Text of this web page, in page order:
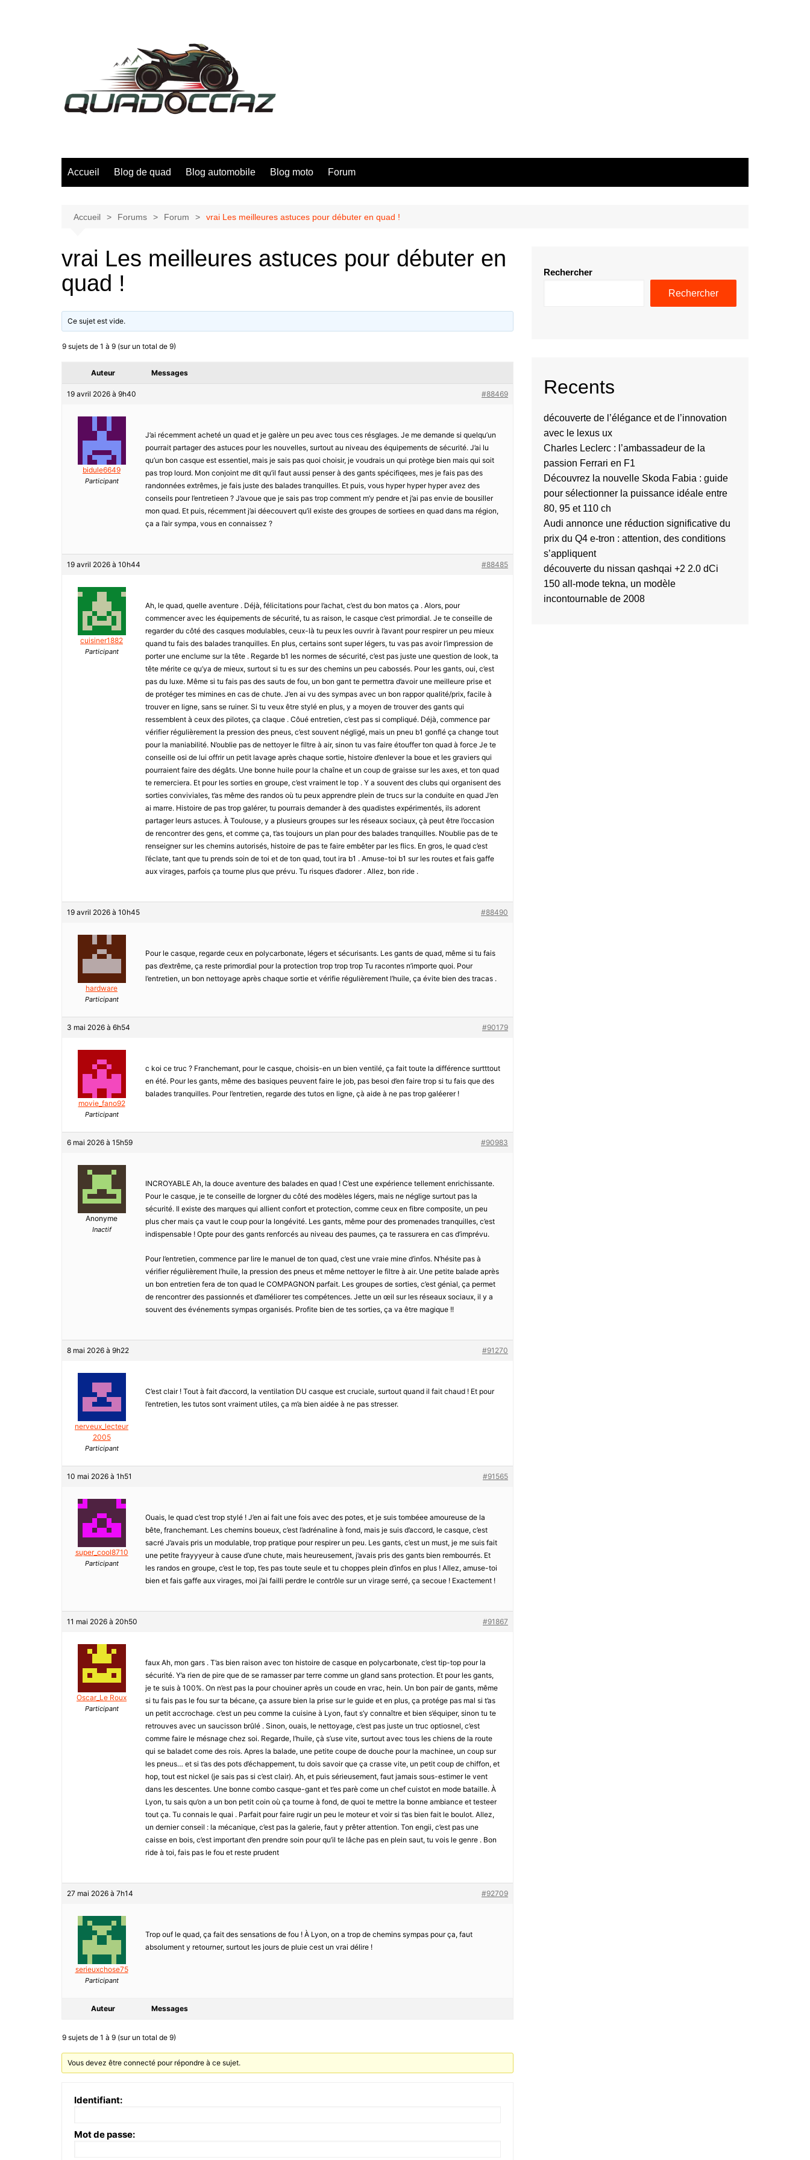
Accueil Blog de quad Blog automobile Blog moto Forum
Accueil Forums Forum vrai Les meilleures astuces pour débuter en quad !
vrai Les meilleures astuces pour débuter en
quad !
Ce sujet est vide.
9 sujets de 1 à 9 (sur un total de 9)
Auteur Messages
19 avril 2026 à 9h40 #88469
bidule6649
Participant
J’ai récemment acheté un quad et je galère un peu avec tous ces résglages. Je me demande si quelqu’un
pourrait partager des astuces pour les nouvelles, surtout au niveau des équipements de sécurité. J’ai lu
qu’un bon casque est essentiel, mais je sais pas quoi choisir, je voudrais un qui protège bien mais qui soit
pas trop lourd. Mon conjoint me dit qu’il faut aussi penser à des gants spécifiqees, mes je fais pas des
randonnées extrêmes, je fais juste des balades tranquilles. Et puis, vous hyper hyper hyper avez des
conseils pour l’entretieen ? J’avoue que je sais pas trop comment m’y pendre et j’ai pas envie de bousiller
mon quad. Et puis, récemment j’ai déecouvert qu’il existe des groupes de sortiees en quad dans ma région,
ça a l’air sympa, vous en connaissez ?
19 avril 2026 à 10h44 #88485
cuisiner1882
Participant
Ah, le quad, quelle aventure . Déjà, félicitations pour l’achat, c’est du bon matos ça . Alors, pour
commencer avec les équipements de sécurité, tu as raison, le casque c’est primordial. Je te conseille de
regarder du côté des casques modulables, ceux-là tu peux les ouvrir à l’avant pour respirer un peu mieux
quand tu fais des balades tranquilles. En plus, certains sont super légers, tu vas pas avoir l’impression de
porter une enclume sur la tête . Regarde b1 les normes de sécurité, c’est pas juste une question de look, ta
tête mérite ce qu’ya de mieux, surtout si tu es sur des chemins un peu cabossés. Pour les gants, oui, c’est
pas du luxe. Même si tu fais pas des sauts de fou, un bon gant te permettra d’avoir une meilleure prise et
de protéger tes mimines en cas de chute. J’en ai vu des sympas avec un bon rappor qualité/prix, facile à
trouver en ligne, sans se ruiner. Si tu veux être stylé en plus, y a moyen de trouver des gants qui
ressemblent à ceux des pilotes, ça claque . Côué entretien, c’est pas si compliqué. Déjà, commence par
vérifier régulièrement la pression des pneus, c’est souvent négligé, mais un pneu b1 gonflé ça change tout
pour la maniabilité. N’oublie pas de nettoyer le filtre à air, sinon tu vas faire étouffer ton quad à force Je te
conseille osi de lui offrir un petit lavage après chaque sortie, histoire d’enlever la boue et les graviers qui
pourraient faire des dégâts. Une bonne huile pour la chaîne et un coup de graisse sur les axes, et ton quad
te remerciera. Et pour les sorties en groupe, c’est vraiment le top . Y a souvent des clubs qui organisent des
sorties conviviales, t’as même des randos où tu peux apprendre plein de trucs sur la conduite en quad J’en
ai marre. Histoire de pas trop galérer, tu pourrais demander à des quadistes expérimentés, ils adorent
partager leurs astuces. À Toulouse, y a plusieurs groupes sur les réseaux sociaux, çà peut être l’occasion
de rencontrer des gens, et comme ça, t’as toujours un plan pour des balades tranquilles. N’oublie pas de te
renseigner sur les chemins autorisés, histoire de pas te faire embêter par les flics. En gros, le quad c’est
l’éclate, tant que tu prends soin de toi et de ton quad, tout ira b1 . Amuse-toi b1 sur les routes et fais gaffe
aux virages, parfois ça tourne plus que prévu. Tu risques d’adorer . Allez, bon ride .
19 avril 2026 à 10h45 #88490
hardware
Participant
Pour le casque, regarde ceux en polycarbonate, légers et sécurisants. Les gants de quad, même si tu fais
pas d’extrême, ça reste primordial pour la protection trop trop trop Tu racontes n’importe quoi. Pour
l’entretien, un bon nettoyage après chaque sortie et vérifie régulièrement l’huile, ça évite bien des tracas .
3 mai 2026 à 6h54 #90179
movie_fano92
Participant
c koi ce truc ? Franchemant, pour le casque, choisis-en un bien ventilé, ça fait toute la différence surtttout
en été. Pour les gants, même des basiques peuvent faire le job, pas besoi d’en faire trop si tu fais que des
balades tranquilles. Pour l’entretien, regarde des tutos en ligne, çà aide à ne pas trop galéerer !
6 mai 2026 à 15h59 #90983
Anonyme
Inactif
INCROYABLE Ah, la douce aventure des balades en quad ! C’est une expérience tellement enrichissante.
Pour le casque, je te conseille de lorgner du côté des modèles légers, mais ne néglige surtout pas la
sécurité. Il existe des marques qui allient confort et protection, comme ceux en fibre composite, un peu
plus cher mais ça vaut le coup pour la longévité. Les gants, même pour des promenades tranquilles, c’est
indispensable ! Opte pour des gants renforcés au niveau des paumes, ça te rassurera en cas d’imprévu.
Pour l’entretien, commence par lire le manuel de ton quad, c’est une vraie mine d’infos. N’hésite pas à
vérifier régulièrement l’huile, la pression des pneus et même nettoyer le filtre à air. Une petite balade après
un bon entretien fera de ton quad le COMPAGNON parfait. Les groupes de sorties, c’est génial, ça permet
de rencontrer des passionnés et d’améliorer tes compétences. Jette un œil sur les réseaux sociaux, il y a
souvent des événements sympas organisés. Profite bien de tes sorties, ça va être magique !!
8 mai 2026 à 9h22 #91270
nerveux_lecteur
2005
Participant
C’est clair ! Tout à fait d’accord, la ventilation DU casque est cruciale, surtout quand il fait chaud ! Et pour
l’entretien, les tutos sont vraiment utiles, ça m’a bien aidée à ne pas stresser.
10 mai 2026 à 1h51 #91565
super_cool8710
Participant
Ouais, le quad c’est trop stylé ! J’en ai fait une fois avec des potes, et je suis tombéee amoureuse de la
bête, franchemant. Les chemins boueux, c’est l’adrénaline à fond, mais je suis d’accord, le casque, c’est
sacré J’avais pris un modulable, trop pratique pour respirer un peu. Les gants, c’est un must, je me suis fait
une petite frayyyeur à cause d’une chute, mais heureusement, j’avais pris des gants bien rembourrés. Et
les randos en groupe, c’est le top, t’es pas toute seule et tu choppes plein d’infos en plus ! Allez, amuse-toi
bien et fais gaffe aux virages, moi j’ai failli perdre le contrôle sur un virage serré, ça secoue ! Exactement !
11 mai 2026 à 20h50 #91867
Oscar_Le Roux
Participant
faux Ah, mon gars . T’as bien raison avec ton histoire de casque en polycarbonate, c’est tip-top pour la
sécurité. Y’a rien de pire que de se ramasser par terre comme un gland sans protection. Et pour les gants,
je te suis à 100%. On n’est pas la pour chouiner après un coude en vrac, hein. Un bon pair de gants, même
si tu fais pas le fou sur ta bécane, ça assure bien la prise sur le guide et en plus, ça protége pas mal si t’as
un petit accrochage. c’est un peu comme la cuisine à Lyon, faut s’y connaître et bien s’équiper, sinon tu te
retrouves avec un saucisson brûlé . Sinon, ouais, le nettoyage, c’est pas juste un truc optiosnel, c’est
comme faire le mésnage chez soi. Regarde, l’huile, çà s’use vite, surtout avec tous les chiens de la route
qui se baladet come des rois. Apres la balade, une petite coupe de douche pour la machinee, un coup sur
les pneus… et si t’as des pots d’échappement, tu dois savoir que ça crasse vite, un petit coup de chiffon, et
hop, tout est nickel (je sais pas si c’est clair). Ah, et puis sérieusement, faut jamais sous-estimer le vent
dans les descentes. Une bonne combo casque-gant et t’es parè come un chef cuistot en mode bataille. À
Lyon, tu sais qu’on a un bon petit coin où ça tourne à fond, de quoi te mettre la bonne ambiance et testeer
tout ça. Tu connais le quai . Parfait pour faire rugir un peu le moteur et voir si t’as bien fait le boulot. Allez,
un dernier conseil : la mécanique, c’est pas la galerie, faut y prêter attention. Ton engii, c’est pas une
caisse en bois, c’est important d’en prendre soin pour qu’il te lâche pas en plein saut, tu vois le genre . Bon
ride à toi, fais pas le fou et reste prudent
27 mai 2026 à 7h14 #92709
serieuxchose75
Participant
Trop ouf le quad, ça fait des sensations de fou ! À Lyon, on a trop de chemins sympas pour ça, faut
absolument y retourner, surtout les jours de pluie cest un vrai délire !
Auteur Messages
9 sujets de 1 à 9 (sur un total de 9)
Vous devez être connecté pour répondre à ce sujet.
Identifiant:
Mot de passe:
Rechercher
Rechercher
Recents
découverte de l’élégance et de l’innovation
avec le lexus ux
Charles Leclerc : l’ambassadeur de la
passion Ferrari en F1
Découvrez la nouvelle Skoda Fabia : guide
pour sélectionner la puissance idéale entre
80, 95 et 110 ch
Audi annonce une réduction significative du
prix du Q4 e-tron : attention, des conditions
s’appliquent
découverte du nissan qashqai +2 2.0 dCi
150 all-mode tekna, un modèle
incontournable de 2008